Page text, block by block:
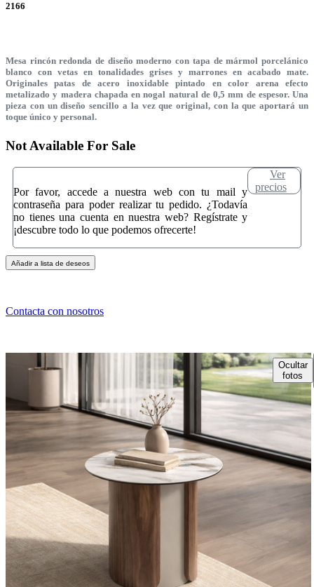
2166
Mesa rincón redonda de diseño moderno con tapa de mármol porcelánico
blanco con vetas en tonalidades grises y marrones en acabado mate.
Originales patas de acero inoxidable pintado en color arena efecto
metalizado y madera chapada en nogal natural de 0,5 mm de espesor. Una
pieza con un diseño sencillo a la vez que original, con la que aportará un
toque único y personal.
Not Available For Sale
Por favor, accede a nuestra web con tu mail y
contraseña para poder realizar tu pedido. ¿Todavía
no tienes una cuenta en nuestra web? Regístrate y
¡descubre todo lo que podemos ofrecerte!
Ver
precios
Añadir a lista de deseos
Contacta con nosotros
Ocultar
fotos